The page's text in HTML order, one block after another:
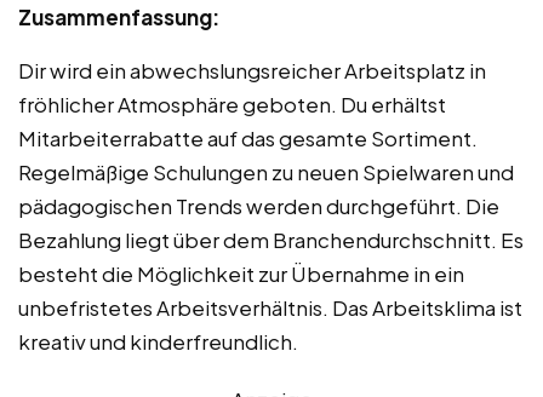
Zusammenfassung:
Dir wird ein abwechslungsreicher Arbeitsplatz in
fröhlicher Atmosphäre geboten. Du erhältst
Mitarbeiterrabatte auf das gesamte Sortiment.
Regelmäßige Schulungen zu neuen Spielwaren und
pädagogischen Trends werden durchgeführt. Die
Bezahlung liegt über dem Branchendurchschnitt. Es
besteht die Möglichkeit zur Übernahme in ein
unbefristetes Arbeitsverhältnis. Das Arbeitsklima ist
kreativ und kinderfreundlich.